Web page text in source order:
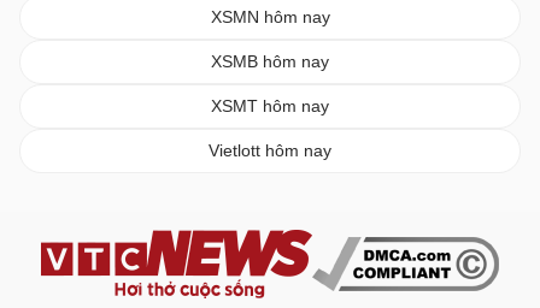
XSMN hôm nay
XSMB hôm nay
XSMT hôm nay
Vietlott hôm nay